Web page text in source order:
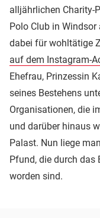
alljährlichen Charity-
Polo Club in
dabei für wohltätige
auf dem Instagram-
Ehefrau, Prinzessin
seines Bestehens
Organisationen, die
und darüber hinaus
Palast. Nun liege
Pfund, die durch das
worden sind.